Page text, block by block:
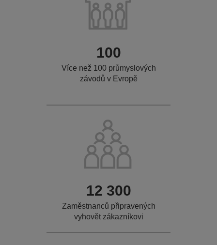
100
Více než 100 průmyslových
závodů v Evropě
12 300
Zaměstnanců připravených
vyhovět zákazníkovi